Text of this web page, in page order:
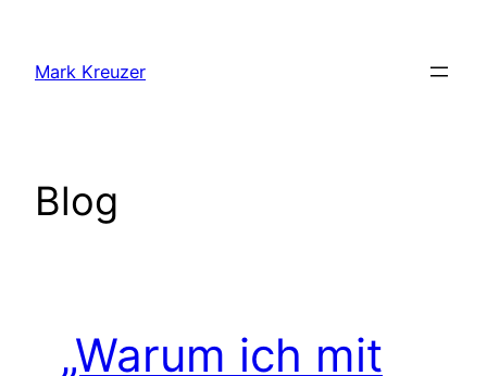
springen
Mark Kreuzer
Blog
„Warum ich mit